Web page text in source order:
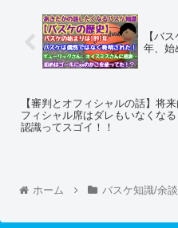
【バ
年、始
【審判とオフィシャルの話】将
フィシャル席はダレもいなくな
認識ってスゴイ！！
ホーム バスケ知識/余談